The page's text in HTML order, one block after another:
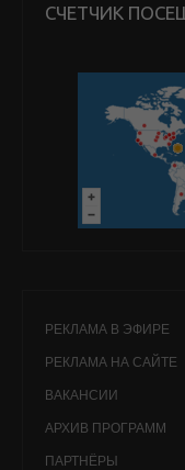
СЧЕТЧИК
РЕКЛАМА В ЭФИРЕ
РЕКЛАМА НА САЙТЕ
ВАКАНСИИ
АРХИВ ПРОГРАММ
ПАРТНЁРЫ